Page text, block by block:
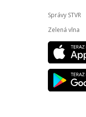
Správy STVR
Zelená vlna